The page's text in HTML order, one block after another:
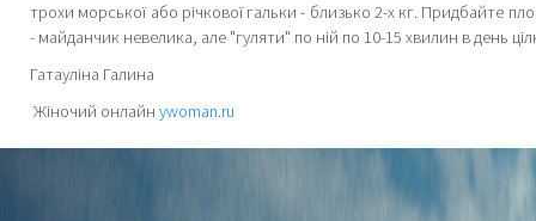
трохи морської або річкової гальки - близько 2-х кг. Придбайте
- майданчик невелика, але "гуляти" по ній по 10-15 хвилин в день
Гатауліна Галина
Жіночий онлайн ywoman.ru